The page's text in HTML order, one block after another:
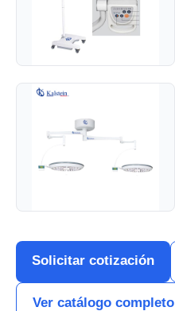
Solicitar cotización
Ver catálogo completo